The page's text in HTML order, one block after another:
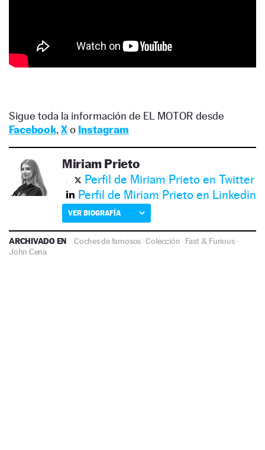
Sigue toda la información de EL MOTOR desde
Facebook, Xo Instagram
Miriam Prieto
Perfil de Miriam Prieto en Twitter
Perfil de Miriam Prieto en Linkedin
VER BIOGRAFÍA
ARCHIVADO EN Coches de famosos ·Colección · Fast & Furious·
John Cena